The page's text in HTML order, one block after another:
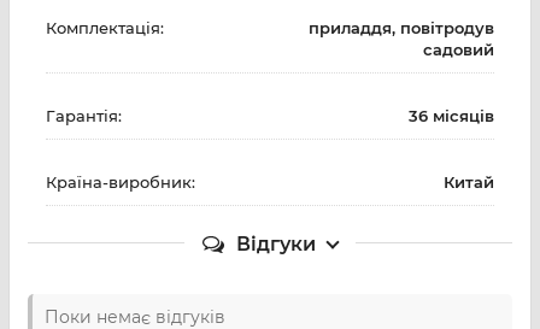
Комплектація:
приладдя, повітродув
садовий
Гарантія: 36 місяців
Країна-виробник: Китай
Відгуки
Поки немає відгуків